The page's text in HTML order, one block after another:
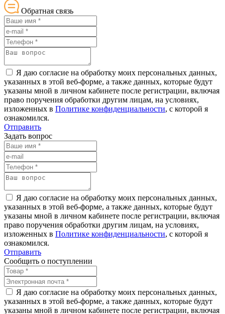
Обратная связь
Я даю согласие на обработку моих персональных данных,
указанных в этой веб-форме, а также данных, которые будут
указаны мной в личном кабинете после регистрации, включая
право поручения обработки другим лицам, на условиях,
изложенных в Политике конфиденциальности, с которой я
ознакомился.
Отправить
Задать вопрос
Я даю согласие на обработку моих персональных данных,
указанных в этой веб-форме, а также данных, которые будут
указаны мной в личном кабинете после регистрации, включая
право поручения обработки другим лицам, на условиях,
изложенных в Политике конфиденциальности, с которой я
ознакомился.
Отправить
Сообщить о поступлении
Я даю согласие на обработку моих персональных данных,
указанных в этой веб-форме, а также данных, которые будут
указаны мной в личном кабинете после регистрации, включая